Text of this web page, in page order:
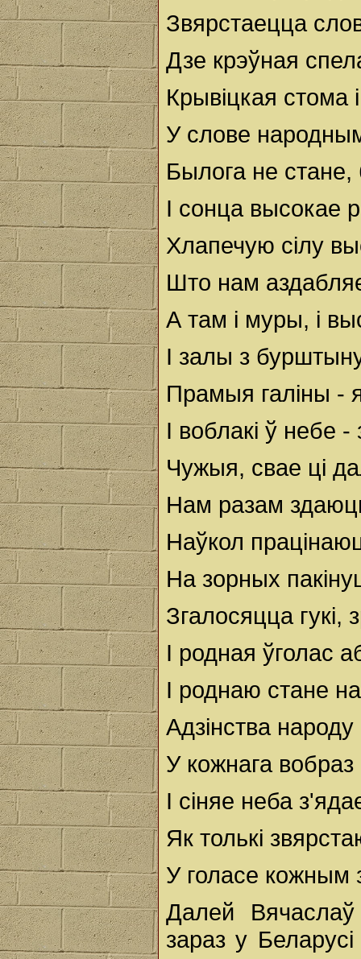
Звярстаецца
Дзе крэўная
Крывіцкая стома
У слове
Былога не
І сонца высокае
Хлапечую сілу
Што нам
А там і муры, і
І залы з
Прамыя галіны -
І воблакі ў небе -
Чужыя, свае ці
Нам разам
Наўкол
На зорных
Згалосяцца
І родная ўголас
І роднаю стане
Адзінства
У кожнага
І сіняе неба
Як толькі
У голасе кожным
Далей
зараз у